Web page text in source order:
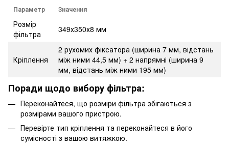
Параметр Значення
Розмір
фільтра
349х350х8 мм
Кріплення
2 рухомих фіксатора (ширина 7 мм, відстань
між ними 44,5 мм) + 2 напрямні (ширина 9
мм, відстань між ними 195 мм)
Поради щодо вибору фільтра:
Переконайтеся, що розміри фільтра збігаються з
розмірами вашого пристрою.
Перевірте тип кріплення та переконайтеся в його
сумісності з вашою витяжкою.